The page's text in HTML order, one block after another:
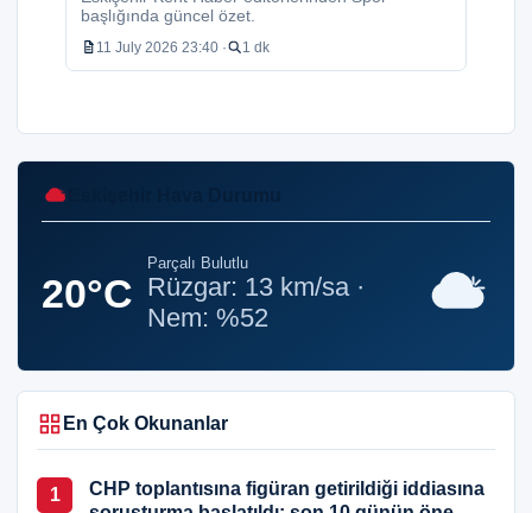
başlığında güncel özet.
11 July 2026 23:40 · 1 dk
20°C
Parçalı Bulutlu
Rüzgar: 13 km/sa ·
Nem: %52
En Çok Okunanlar
1
CHP toplantısına figüran getirildiği iddiasına